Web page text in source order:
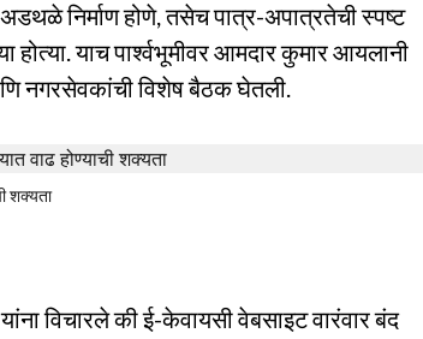
निर्माण होणे, तसेच पात्र-अपात्रतेची स्पष्ट
होत्या. याच पार्श्वभूमीवर आमदार कुमार आयलानी
नगरसेवकांची विशेष बैठक घेतली.
शक्यता
विचारले की ई-केवायसी वेबसाइट वारंवार बंद